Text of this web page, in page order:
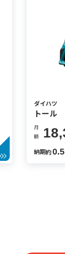
ダイハツ
トール
月
額
納期約0.5